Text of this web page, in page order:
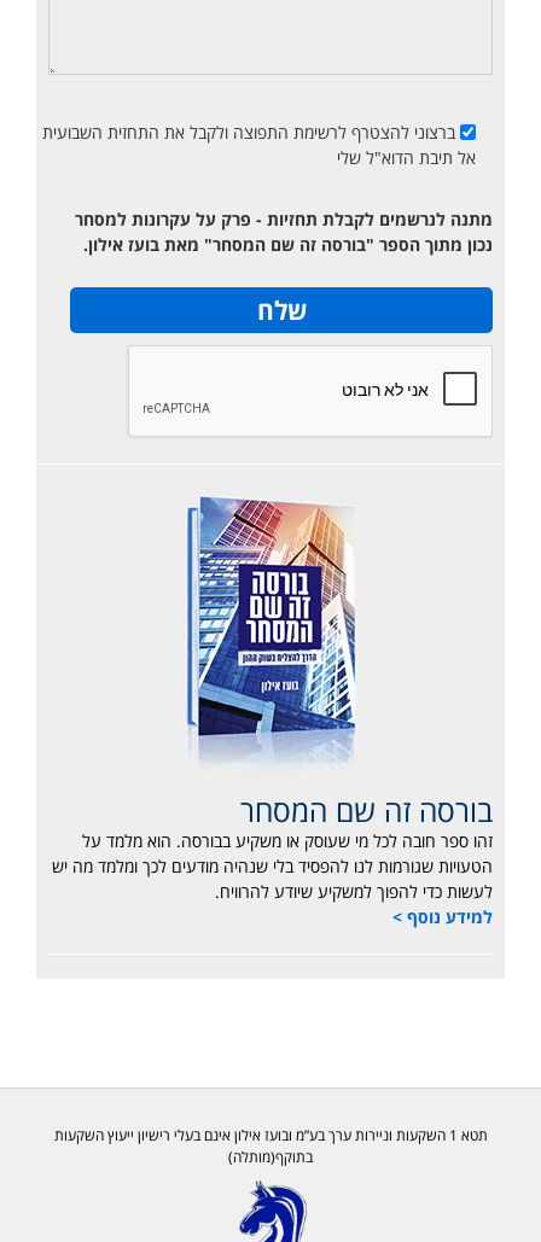
ברצוני להצטרף לרשימת התפוצה ולקבל את התחזית השבועית
אל תיבת הדוא"ל שלי
מתנה לנרשמים לקבלת תחזיות - פרק על עקרונות למסחר
נכון מתוך הספר "בורסה זה שם המסחר" מאת בועז אילון.
בורסה זה שם המסחר
זהו ספר חובה לכל מי שעוסק או משקיע בבורסה. הוא מלמד על
הטעויות שגורמות לנו להפסיד בלי שנהיה מודעים לכך ומלמד מה יש
לעשות כדי להפוך למשקיע שיודע להרוויח.
למידע נוסף >
תטא 1 השקעות וניירות ערך בע”מ ובועז אילון אינם בעלי רישיון ייעוץ השקעות
בתוקף(מותלה)